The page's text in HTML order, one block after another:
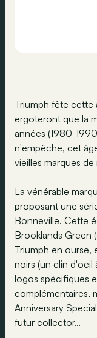
Triumph fête cette
ergoteront que la
années (1980-
n'empêche, cet
vieilles marques
La vénérable
proposant une
Bonneville. Cette
Brooklands Green
Triumph en ourse,
noirs (un clin d'oeil
logos spécifiques
complémentaires,
Anniversary
futur collector…